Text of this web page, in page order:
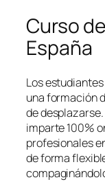
Curso
España
Los
una formación
de
imparte 100%
profesionales
de forma